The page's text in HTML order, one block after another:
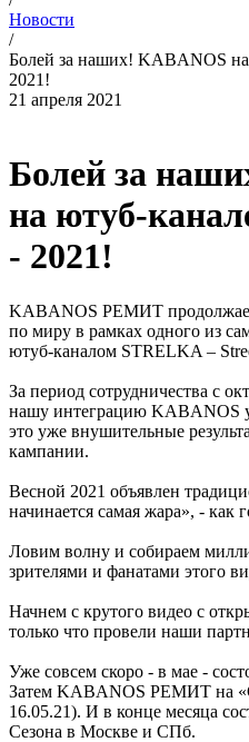
Новости
/
Болей за наших! KABANOS
2021!
21 апреля 2021
Болей за
на ютуб-
- 2021!
KABANOS РЕМИТ
по миру в рамках одного из
ютуб-каналом STRELKA –
За период сотрудничества с
нашу интеграцию KABANOS
это уже внушительные
кампании.
Весной 2021 объявлен
начинается самая жара», - как
Ловим волну и собираем
зрителями и фанатами этого
Начнем с крутого видео с
только что провели наши
Уже совсем скоро - в мае -
Затем KABANOS РЕМИТ на
16.05.21). И в конце месяца
Сезона в Москве и СПб.